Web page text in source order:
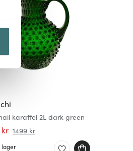
karaffel 2L dark green
kr 1499 kr
lager